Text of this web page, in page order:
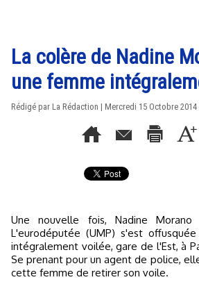
La colère de Nadine
une femme
Rédigé par La Rédaction | Mercredi 15 Octobre 2014
Une nouvelle fois, Nadine Morano a fait son cinéma.
L'eurodéputée (UMP) s'est
intégralement voilée, gare de l'Est, à
Se prenant pour un agent de police,
cette femme de retirer son voile.